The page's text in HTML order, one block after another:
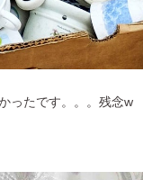
ったです。。。残念w